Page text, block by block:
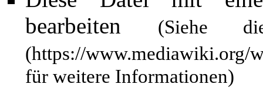
bearbeiten
(Siehe
für weitere Informationen)